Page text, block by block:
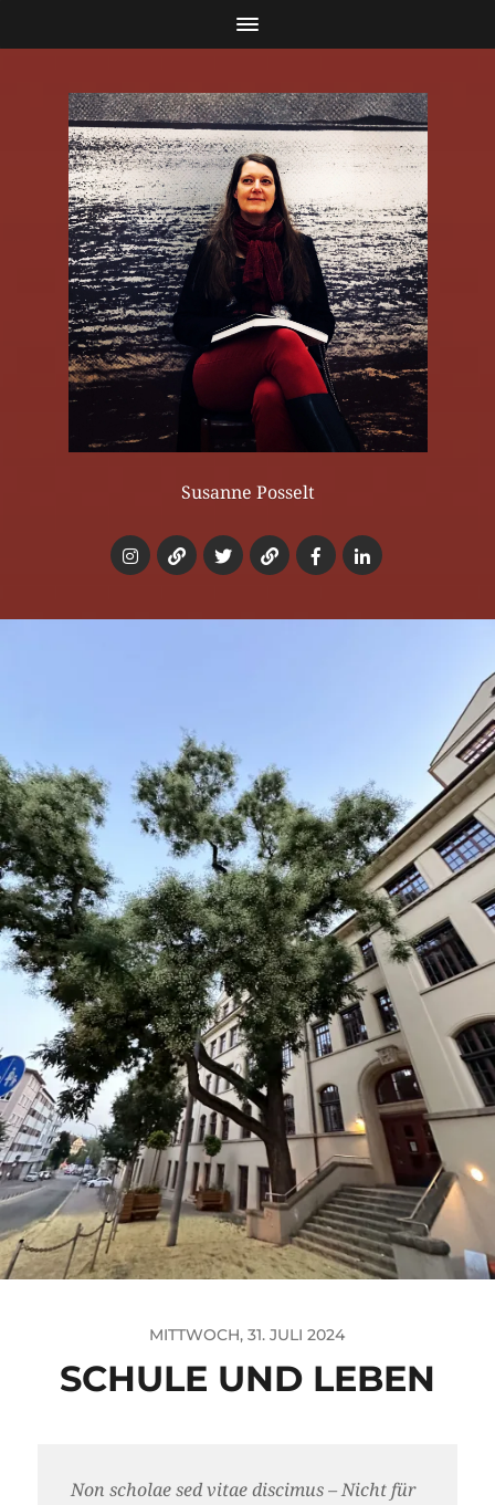
Susanne Posselt
MITTWOCH, 31. JULI 2024
SCHULE UND LEBEN
Non scholae sed vitae discimus – Nicht für